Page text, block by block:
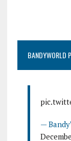
BANDYWORLD
—